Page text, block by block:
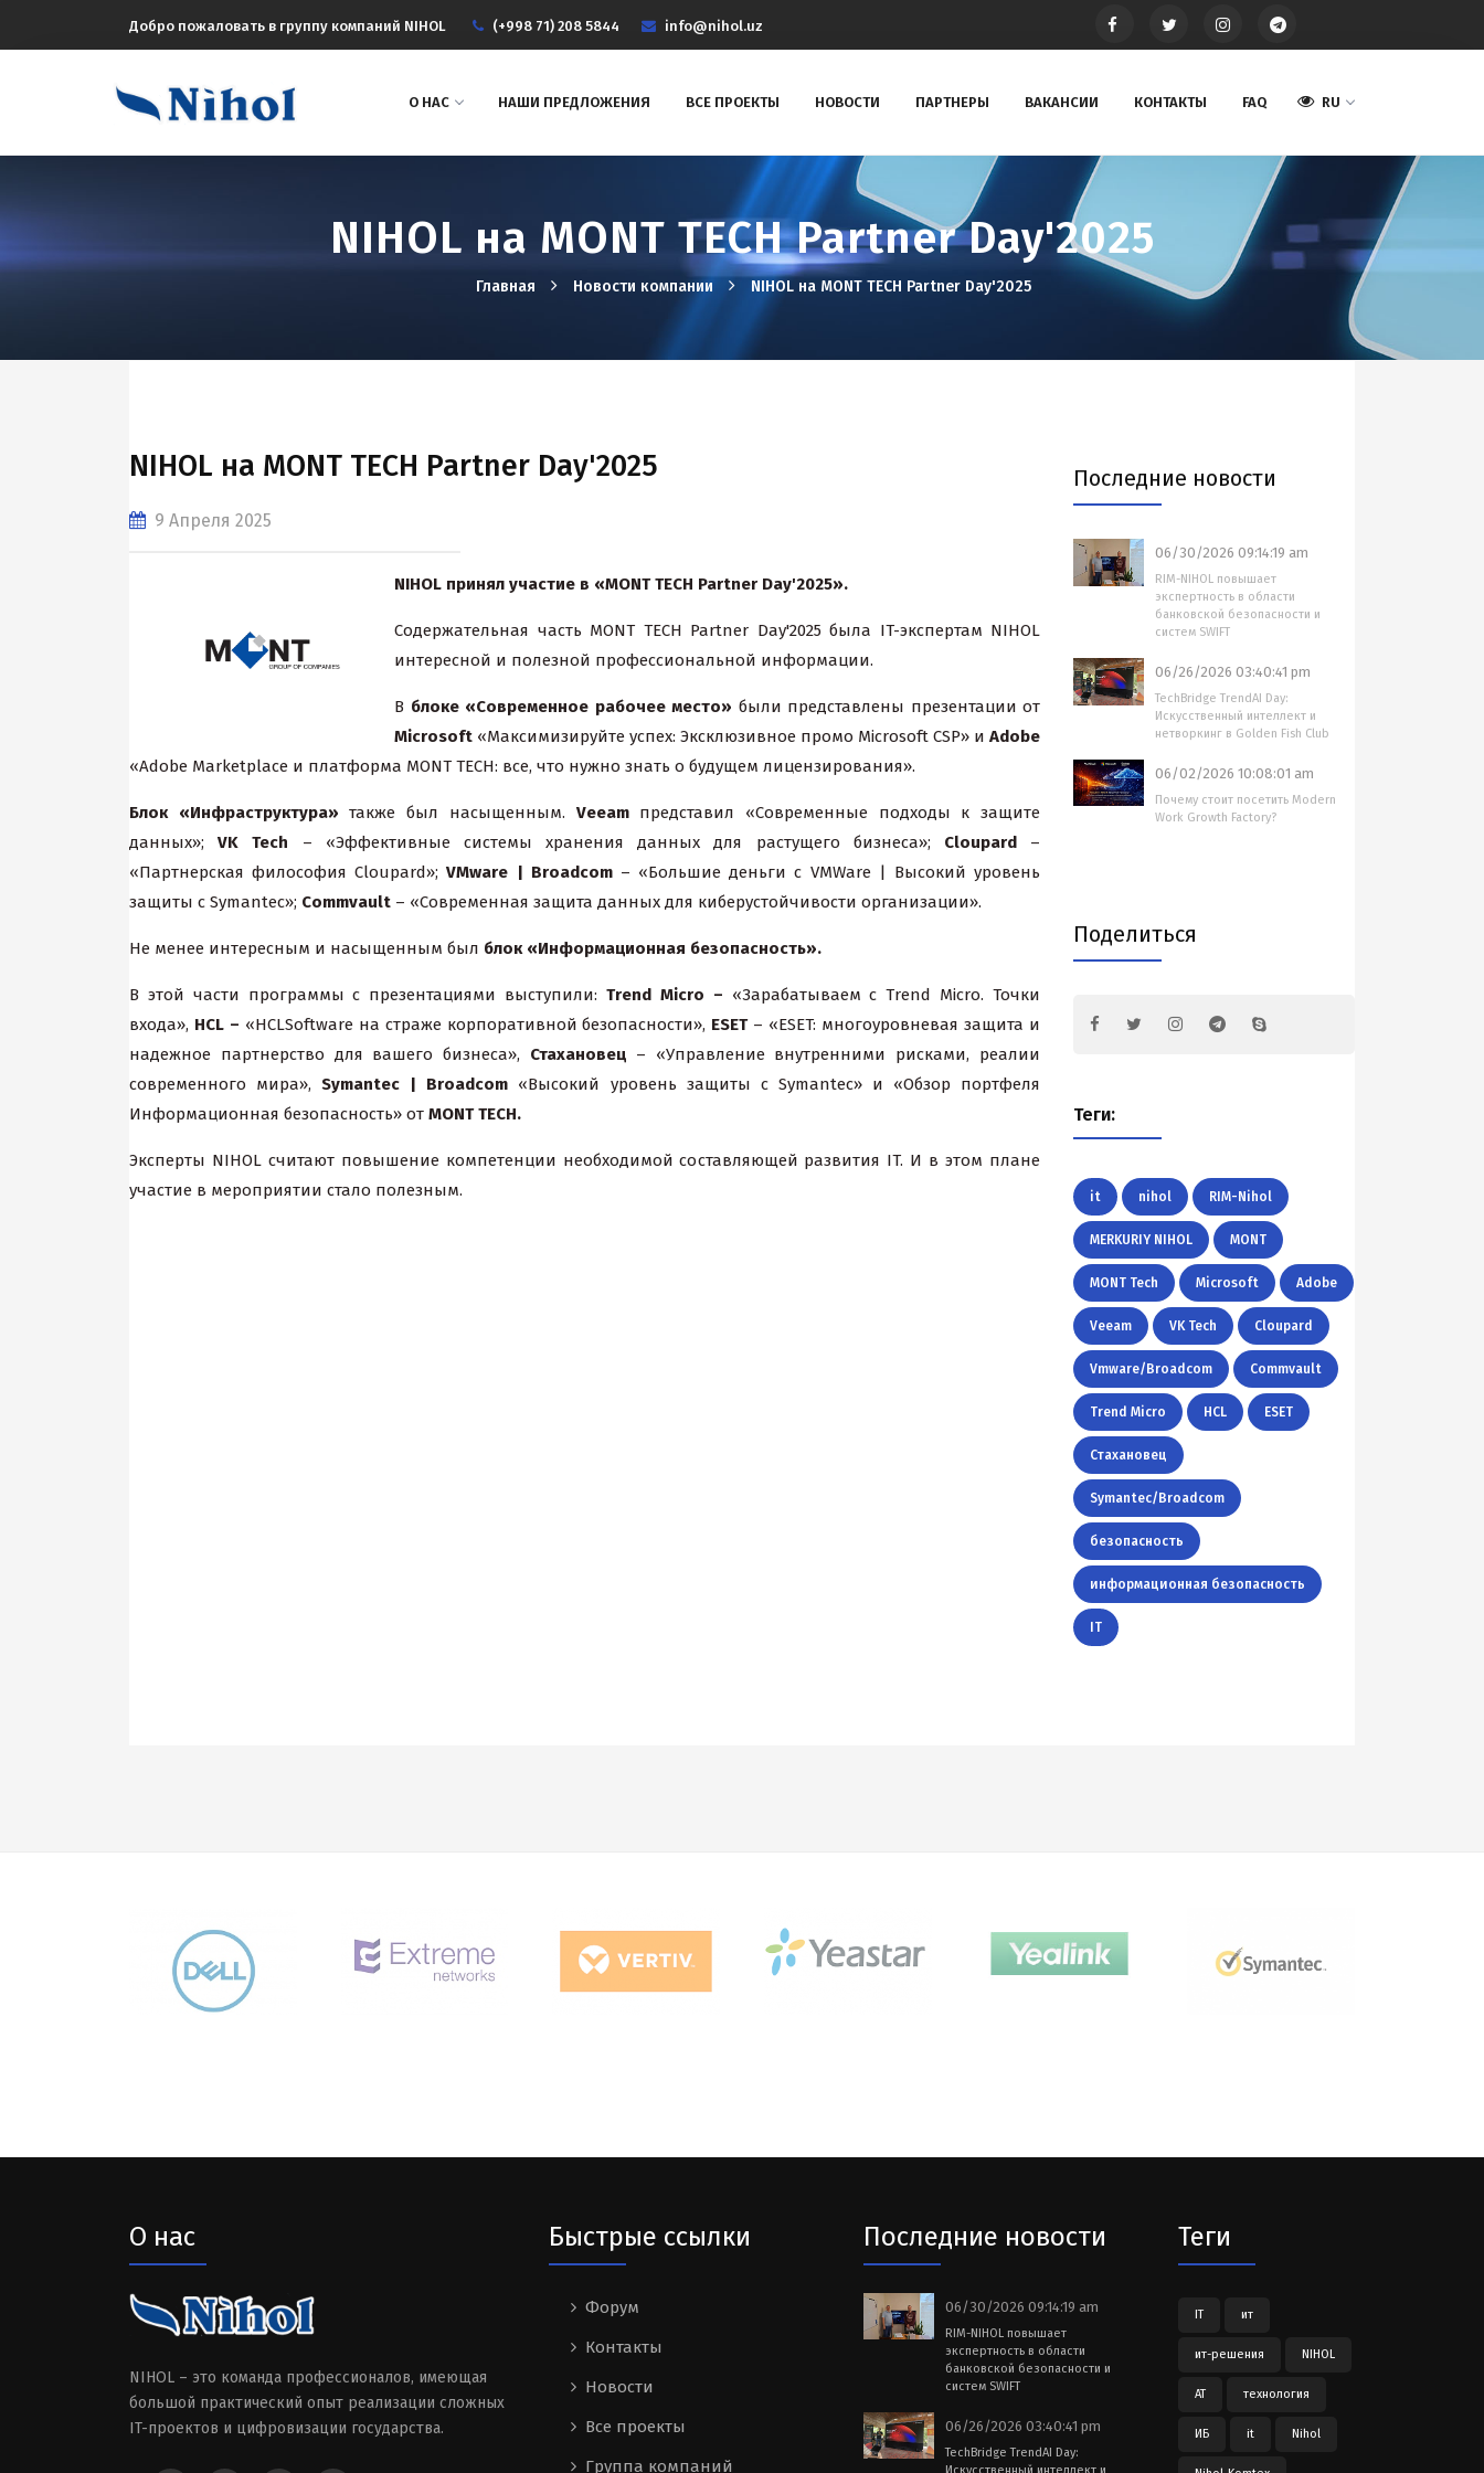
Добро пожаловать в группу компаний NIHOL (+998 71) 208 5844 info@nihol.uz
О НАС НАШИ ПРЕДЛОЖЕНИЯ ВСЕ ПРОЕКТЫ НОВОСТИ ПАРТНЕРЫ ВАКАНСИИ КОНТАКТЫ FAQ RU
NIHOL на MONT TECH Partner Day'2025
Главная Новости компании NIHOL на MONT TECH Partner Day'2025
NIHOL на MONT TECH Partner Day'2025
9 Апреля 2025
NIHOL принял участие в «MONT TECH Partner Day'2025».
Содержательная часть MONT TECH Partner Day'2025 была IT-экспертам NIHOL
интересной и полезной профессиональной информации.
В блоке «Современное рабочее место» были представлены презентации от
Microsoft «Максимизируйте успех: Эксклюзивное промо Microsoft CSP» и Adobe
«Adobe Marketplace и платформа MONT TECH: все, что нужно знать о будущем лицензирования».
Блок «Инфраструктура» также был насыщенным. Veeamпредставил «Современные подходы к защите
данных»;VK Tech – «Эффективные системы хранения данных для растущего бизнеса»; Cloupard–
«Партнерская философия Cloupard»;VMware | Broadcom– «Большие деньги с VMWare | Высокий уровень
защиты c Symantec»; Commvault – «Современная защита данных для киберустойчивости организации».
Не менее интересным и насыщенным был блок «Информационная безопасность».
В этой части программы с презентациями выступили: Trend Micro – «Зарабатываем с Trend Micro. Точки
входа», HCL – «HCLSoftware на страже корпоративной безопасности», ESET– «ESET: многоуровневая защита и
надежное партнерство для вашего бизнеса», Стахановец – «Управление внутренними рисками, реалии
современного мира»,Symantec | Broadcom «Высокий уровень защиты c Symantec» и «Обзор портфеля
Информационная безопасность» от MONT TECH.
Эксперты NIHOL считают повышение компетенции необходимой составляющей развития IT. И в этом плане
участие в мероприятии стало полезным.
Последние новости
06/30/2026 09:14:19 am
RIM-NIHOL повышает
экспертность в области
банковской безопасности и
систем SWIFT
06/26/2026 03:40:41 pm
TechBridge TrendAI Day:
Искусственный интеллект и
нетворкинг в Golden Fish Club
06/02/2026 10:08:01 am
Почему стоит посетить Modern
Work Growth Factory?
Поделиться
Теги:
it nihol RIM-Nihol
MERKURIY NIHOL MONT
MONT Tech Microsoft Adobe
Veeam VK Tech Cloupard
Vmware/Broadcom Commvault
Trend Micro HCL ESET
Стахановец
Symantec/Broadcom
безопасность
информационная безопасность
IT
О нас
NIHOL – это команда профессионалов, имеющая
большой практический опыт реализации сложных
IT-проектов и цифровизации государства.
Быстрые ссылки
Форум
Контакты
Новости
Все проекты
Группа компаний
Последние новости
06/30/2026 09:14:19 am
RIM-NIHOL повышает
экспертность в области
банковской безопасности и
систем SWIFT
06/26/2026 03:40:41 pm
TechBridge TrendAI Day:
Искусственный интеллект и
Теги
IT ит
ит-решения NIHOL
АТ технология
ИБ it Nihol